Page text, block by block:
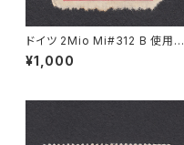
ドイツ 2Mio Mi#312 B 使用済
み切手｜BERLIN 30.10.1923
¥1,000